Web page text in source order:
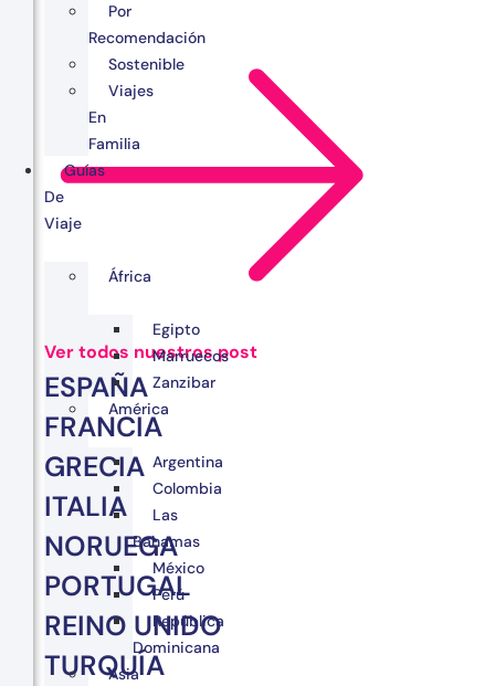
Ver todos nuestros post
ESPAÑA
FRANCIA
GRECIA
ITALIA
NORUEGA
PORTUGAL
REINO UNIDO
TURQUÍA
Por
Recomendación
Sostenible
Viajes
En
Familia
Guías
De
Viaje
África
Egipto
Marruecos
Zanzibar
América
Argentina
Colombia
Las
Bahamas
México
Perú
República
Dominicana
Asia